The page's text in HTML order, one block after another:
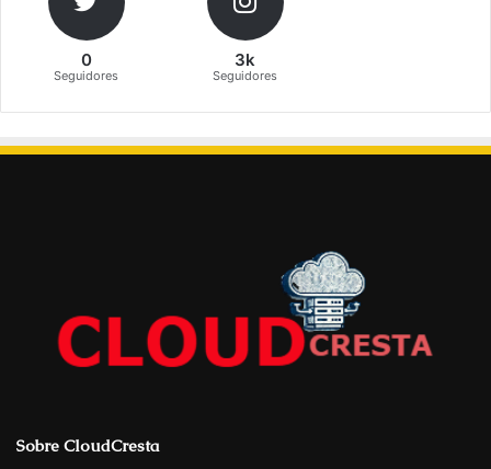
0
Seguidores
3k
Seguidores
Sobre CloudCresta